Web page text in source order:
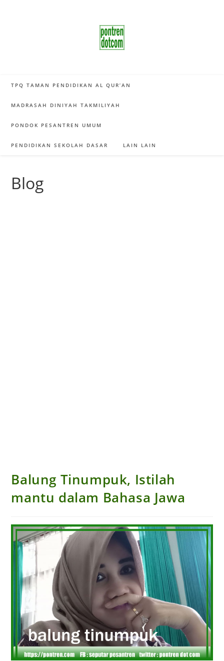
TPQ TAMAN PENDIDIKAN AL QUR’AN
MADRASAH DINIYAH TAKMILIYAH
PONDOK PESANTREN UMUM
PENDIDIKAN SEKOLAH DASAR LAIN LAIN
Blog
Balung Tinumpuk, Istilah
mantu dalam Bahasa Jawa